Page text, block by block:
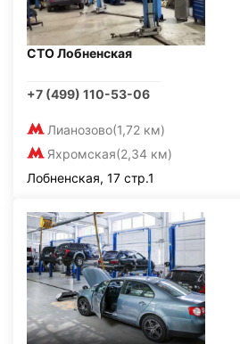
СТО Лобненская
+7 (499) 110-53-06
Лианозово(1,72 км)
Яхромская(2,34 км)
Лобненская, 17 стр.1